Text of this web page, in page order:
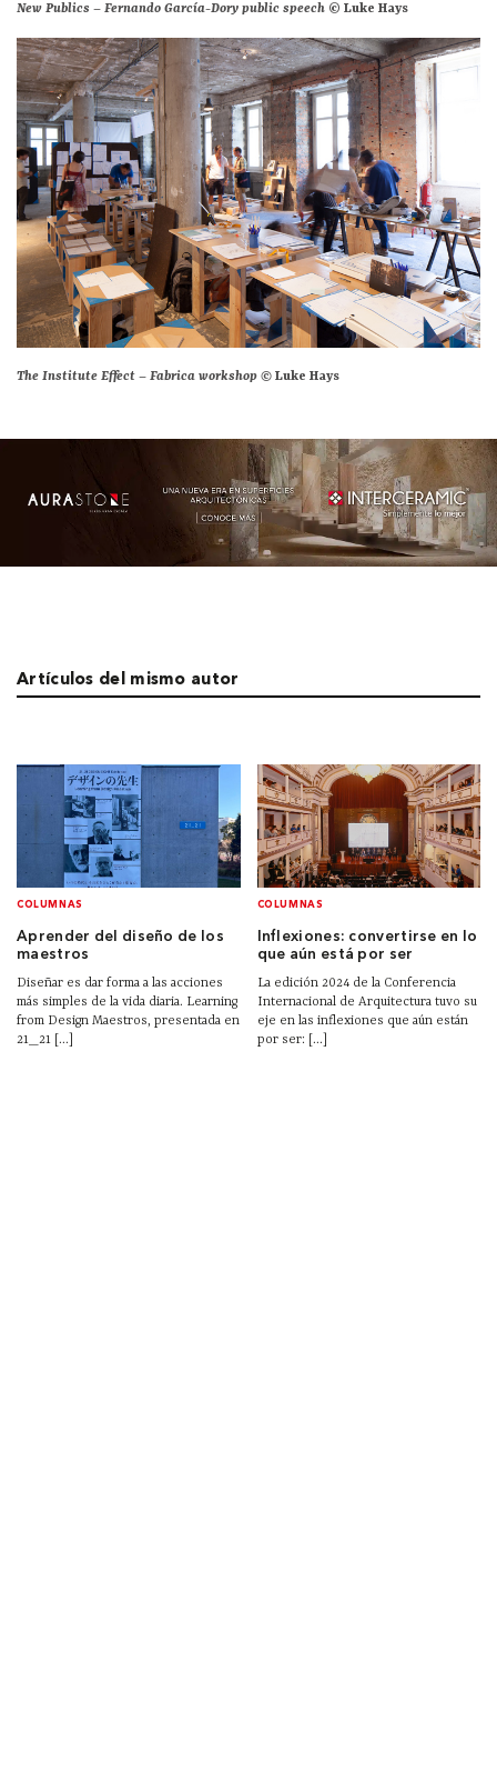
New Publics – Fernando García-Dory public speech © Luke Hays
The Institute Effect – Fabrica workshop © Luke Hays
Artículos del mismo autor
COLUMNAS
Aprender del diseño de los
maestros
Diseñar es dar forma a las acciones
más simples de la vida diaria. Learning
from Design Maestros, presentada en
21_21 [...]
COLUMNAS
Inflexiones: convertirse en lo
que aún está por ser
La edición 2024 de la Conferencia
Internacional de Arquitectura tuvo su
eje en las inflexiones que aún están
por ser: [...]